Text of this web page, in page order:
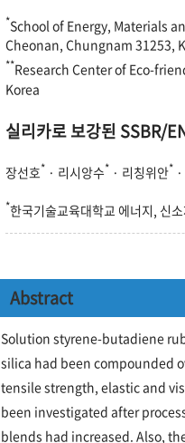
*School of Energy, Materials
Cheonan, Chungnam 31253,
**Research Center of Eco-
Korea
실리카로 보강된 SSBR/
장선호* · 리시앙수* · 리칭위안*
*한국기술교육대학교 에너지, 신
Abstract
Solution styrene-butadiene
silica had been compounded
tensile strength, elastic and
been investigated after
blends had increased. Also,